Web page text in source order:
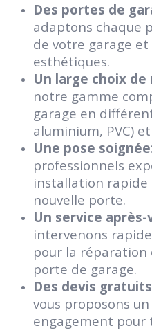
Des portes de
adaptons chaque
de votre garage et
esthétiques.
Un large choix de
notre gamme
garage en
aluminium, PVC)
Une pose
professionnels
installation rapide
nouvelle porte.
Un service
intervenons
pour la réparation
porte de garage.
Des devis
vous proposons
engagement pour